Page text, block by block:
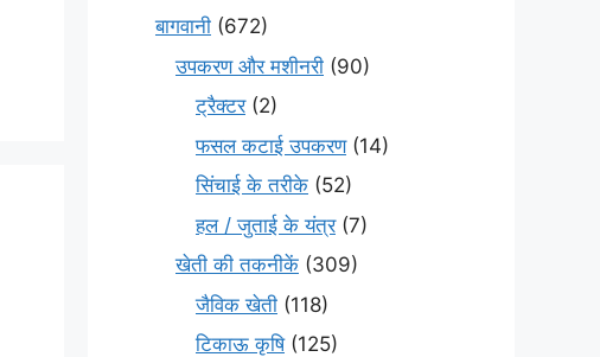
बागवानी (672)
उपकरण और मशीनरी (90)
ट्रैक्टर(2)
फसल कटाई उपकरण(14)
सिंचाई के तरीके (52)
हल / जुताई के यंत्र(7)
खेती की तकनीकें (309)
जैविक खेती (118)
टिकाऊ कृषि(125)